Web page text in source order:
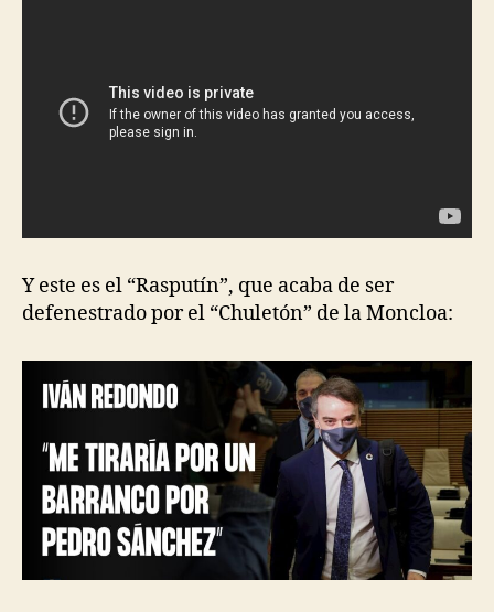
Y este es el “Rasputín”, que acaba de ser
defenestrado por el “Chuletón” de la Moncloa: